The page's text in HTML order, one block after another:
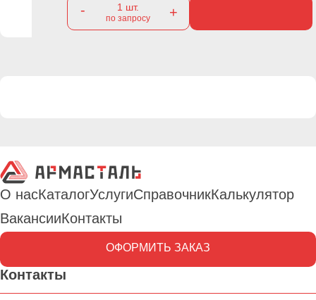
- 1 шт.
по запросу +
О насКаталогУслугиСправочникКалькулятор
ВакансииКонтакты
ОФОРМИТЬ ЗАКАЗ
Контакты